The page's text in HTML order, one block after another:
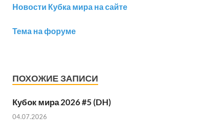
Новости Кубка мира на сайте
Тема на форуме
ПОХОЖИЕ ЗАПИСИ
Кубок мира 2026 #5 (DH)
04.07.2026